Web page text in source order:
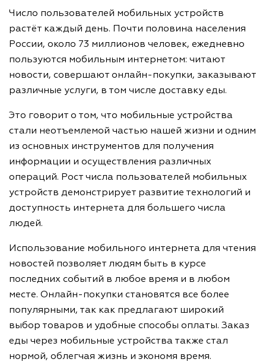
Число пользователей мобильных устройств
растёт каждый день. Почти половина населения
России, около 73 миллионов человек, ежедневно
пользуются мобильным интернетом: читают
новости, совершают онлайн-покупки, заказывают
различные услуги, в том числе доставку еды.
Это говорит о том, что мобильные устройства
стали неотъемлемой частью нашей жизни и одним
из основных инструментов для получения
информации и осуществления различных
операций. Рост числа пользователей мобильных
устройств демонстрирует развитие технологий и
доступность интернета для большего числа
людей.
Использование мобильного интернета для чтения
новостей позволяет людям быть в курсе
последних событий в любое время и в любом
месте. Онлайн-покупки становятся все более
популярными, так как предлагают широкий
выбор товаров и удобные способы оплаты. Заказ
еды через мобильные устройства также стал
нормой, облегчая жизнь и экономя время.